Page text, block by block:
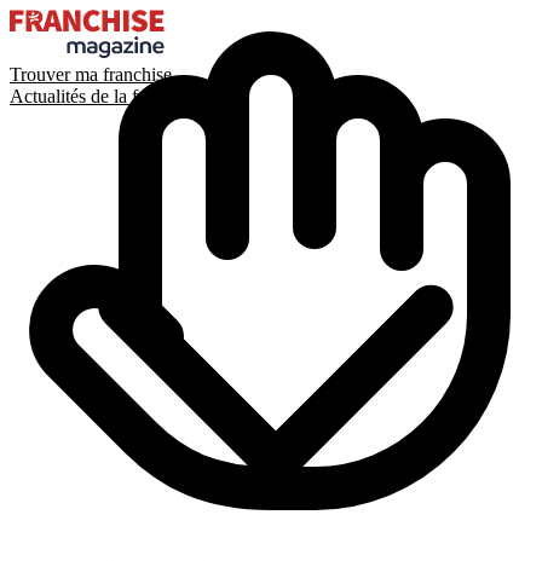
Trouver ma franchise
Actualités de la franchise